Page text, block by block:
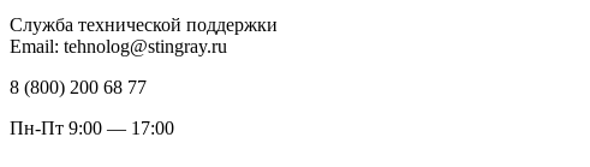
Служба технической поддержки
Email: tehnolog@stingray.ru
8 (800) 200 68 77
Пн-Пт 9:00 — 17:00